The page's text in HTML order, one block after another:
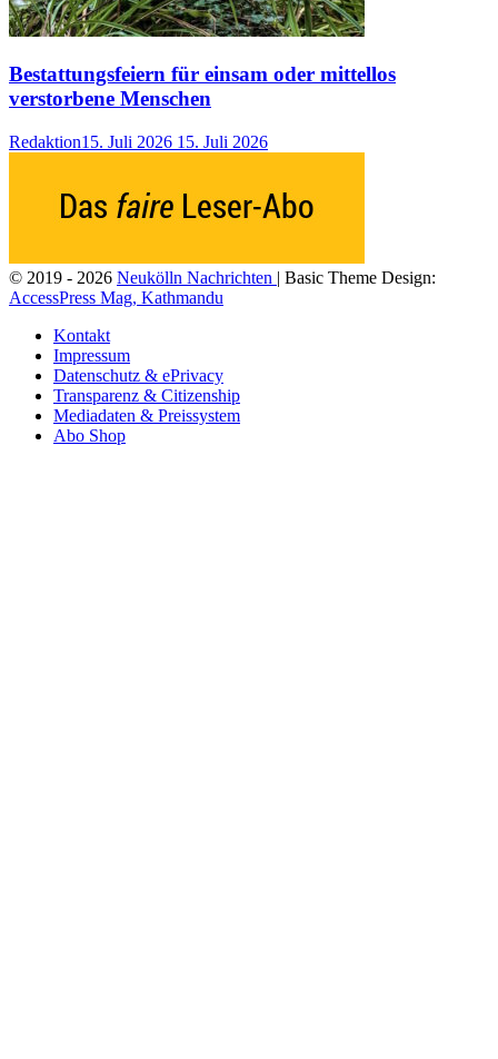
Bestattungsfeiern für einsam oder mittellos
verstorbene Menschen
Redaktion15. Juli 2026 15. Juli 2026
© 2019 - 2026 Neukölln Nachrichten | Basic Theme Design:
AccessPress Mag, Kathmandu
Kontakt
Impressum
Datenschutz & ePrivacy
Transparenz & Citizenship
Mediadaten & Preissystem
Abo Shop